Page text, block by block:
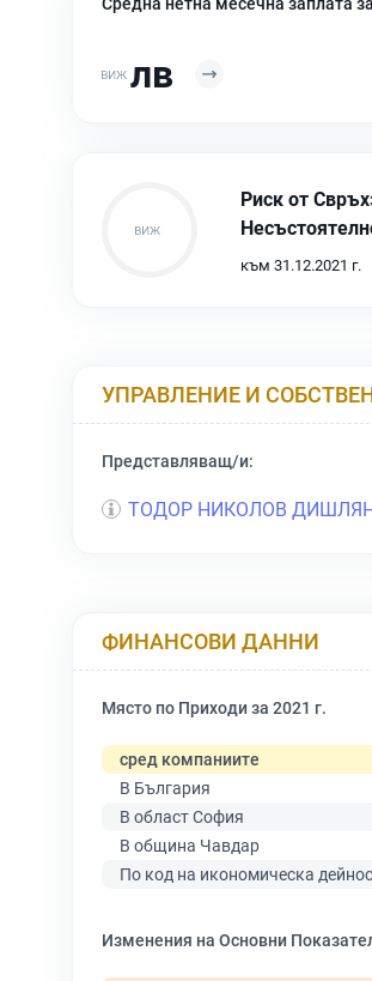
лв
Риск от
към 31.12.2021 г.
УПРАВЛЕНИЕ И
Представляващ/и:
ТОДОР НИКОЛОВ
ФИНАНСОВИ ДАННИ
Място по Приходи за 2021 г.
сред компаниите
В България
В област София
В община Чавдар
По код на икономическа
Изменения на Основни